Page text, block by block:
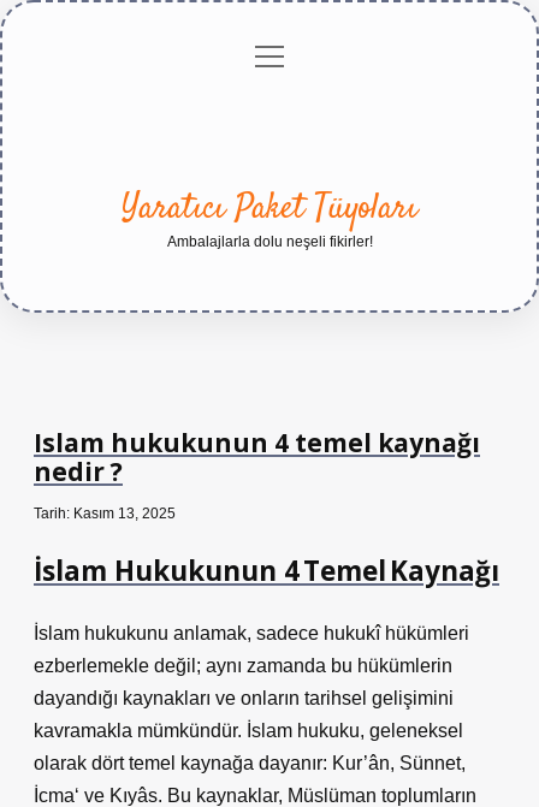
Gizlilikmenüyü
Yaratıcı Paket Tüyoları
Ambalajlarla dolu neşeli fikirler!
Islam hukukunun 4 temel kaynağı
nedir ?
Tarih: Kasım 13, 2025
İslam Hukukunun 4 Temel Kaynağı
İslam hukukunu anlamak, sadece hukukî hükümleri
ezberlemekle değil; aynı zamanda bu hükümlerin
dayandığı kaynakları ve onların tarihsel gelişimini
kavramakla mümkündür. İslam hukuku, geleneksel
olarak dört temel kaynağa dayanır: Kur’ân, Sünnet,
İcma‘ ve Kıyâs. Bu kaynaklar, Müslüman toplumların